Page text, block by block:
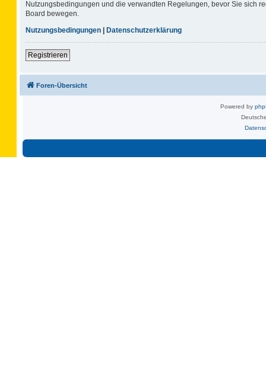
Nutzungsbedingungen und die verwandten Regelungen, bevor Sie sich
Board bewegen.
Nutzungsbedingungen | Datenschutzerklärung
Registrieren
Foren-Übersicht
Powered by